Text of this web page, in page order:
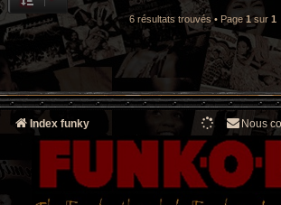
6 résultats trouvés • Page1sur 1
Index funky Nous